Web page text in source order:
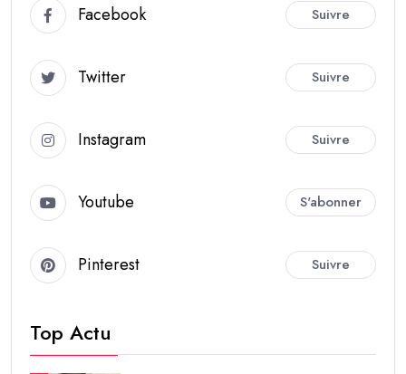
Facebook Suivre
Twitter Suivre
Instagram Suivre
Youtube S'abonner
Pinterest Suivre
Top Actu